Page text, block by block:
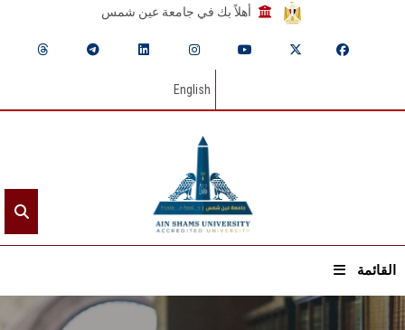
أهلاً بك في جامعة عين شمس
English
القائمة
الرئيسيـة